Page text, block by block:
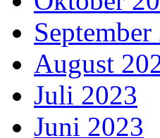
August
Juli 2023
Juni 2023